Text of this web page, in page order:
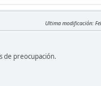
Ultima modificación:
de preocupación.